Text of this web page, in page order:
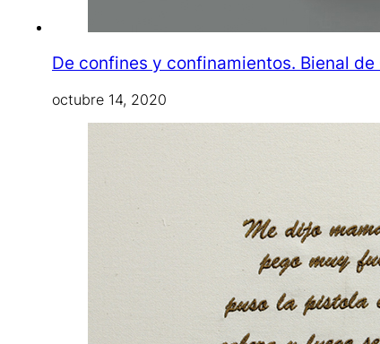
De confines y confinamientos. Bienal
octubre 14, 2020